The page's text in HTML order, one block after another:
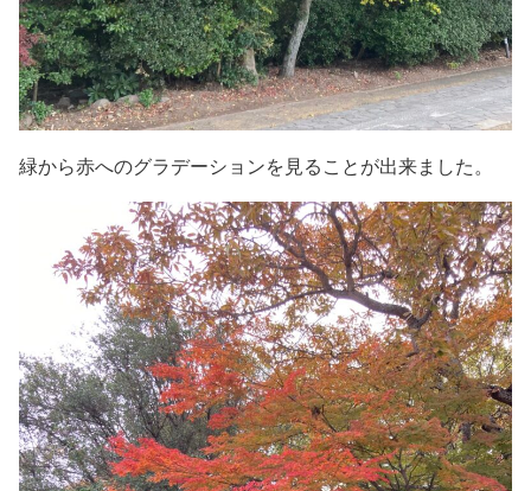
緑から赤へのグラデーションを見ることが出来ました。